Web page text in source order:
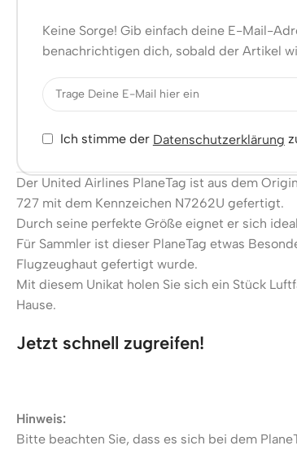
Keine Sorge! Gib einfach deine E-Mail-
benachrichtigen dich, sobald der Artikel
Ich stimme der Datenschutzerklärung
Der United Airlines PlaneTag ist aus dem
727 mit dem Kennzeichen N7262U gefertigt.
Durch seine perfekte Größe eignet er sich
Für Sammler ist dieser PlaneTag etwas
Flugzeughaut gefertigt wurde.
Mit diesem Unikat holen Sie sich ein Stück
Hause.
Jetzt schnell zugreifen!
Hinweis:
Bitte beachten Sie, dass es sich bei dem